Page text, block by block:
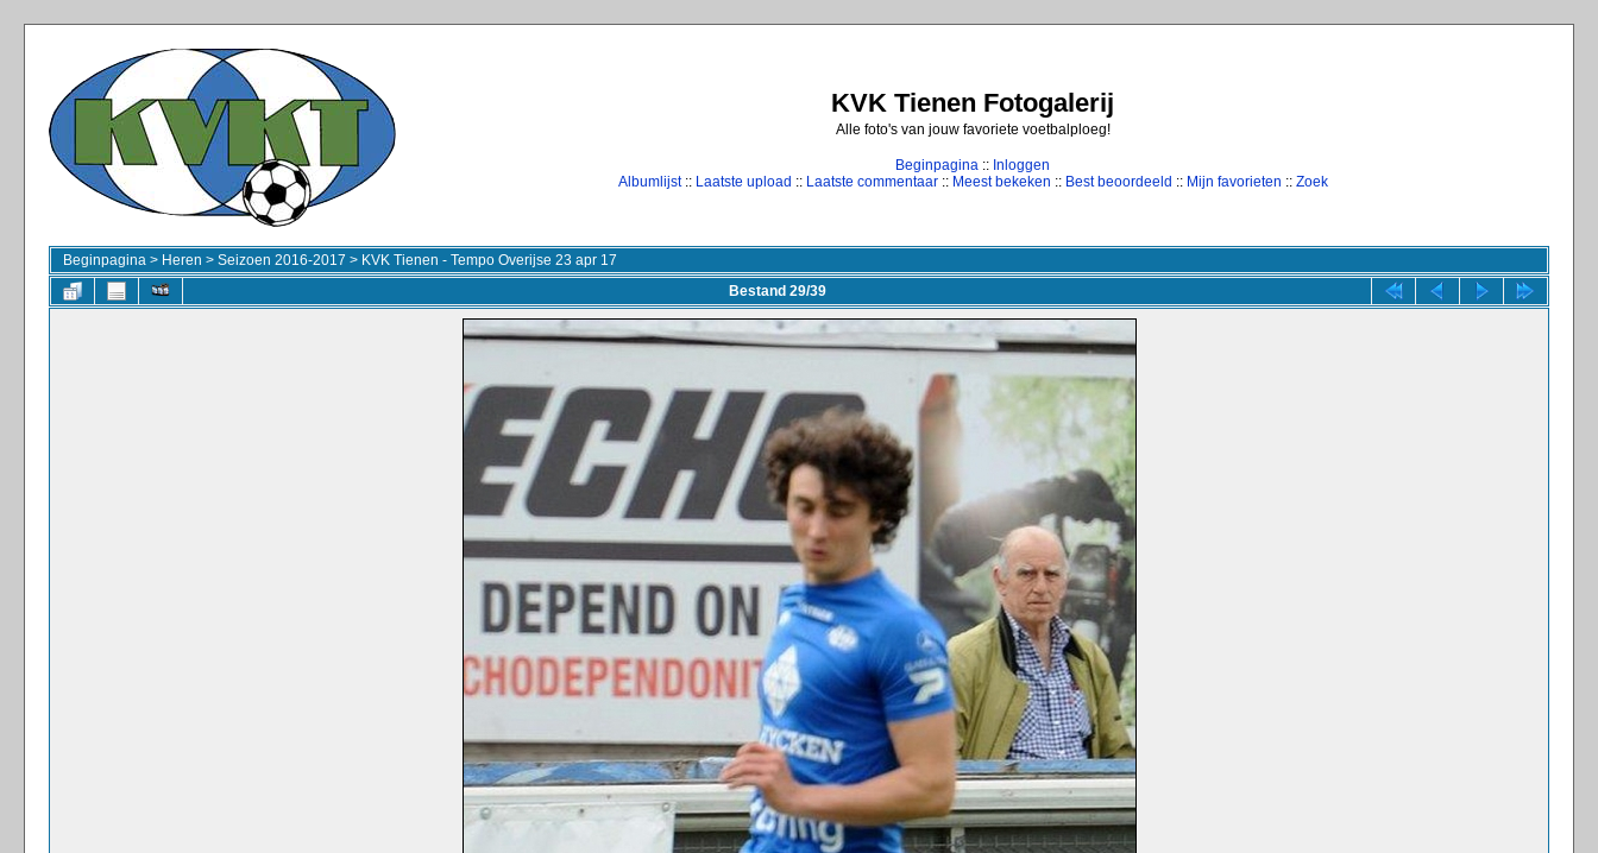
KVK Tienen Fotogalerij
Alle foto's van jouw favoriete voetbalploeg!
Beginpagina :: Inloggen
Albumlijst:: Laatste upload :: Laatste commentaar:: Meest bekeken :: Best beoordeeld :: Mijn favorieten :: Zoek
Beginpagina > Heren > Seizoen 2016-2017 > KVK Tienen - Tempo Overijse 23 apr 17
Bestand 29/39